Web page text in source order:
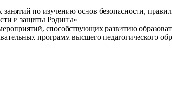
по изучению основ безопасности,
и защиты Родины»
способствующих развитию
программ высшего педагогического